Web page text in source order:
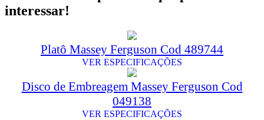
interessar!
Platô Massey Ferguson Cod 489744
VER ESPECIFICAÇÕES
Disco de Embreagem Massey Ferguson Cod
049138
VER ESPECIFICAÇÕES